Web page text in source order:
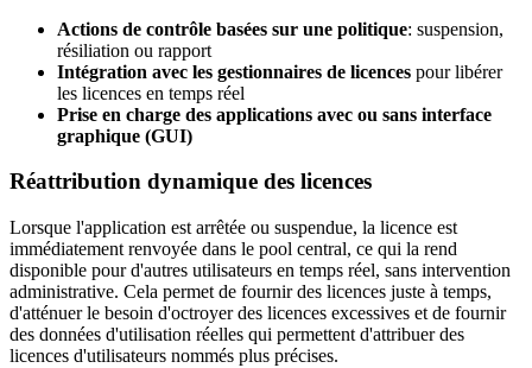
Actions de contrôle basées sur une politique: suspension,
résiliation ou rapport
Intégration avec les gestionnaires de licences pour libérer
les licences en temps réel
Prise en charge des applications avec ou sans interface
graphique (GUI)
Réattribution dynamique des licences
Lorsque l'application est arrêtée ou suspendue, la licence est
immédiatement renvoyée dans le pool central, ce qui la rend
disponible pour d'autres utilisateurs en temps réel, sans intervention
administrative. Cela permet de fournir des licences juste à temps,
d'atténuer le besoin d'octroyer des licences excessives et de fournir
des données d'utilisation réelles qui permettent d'attribuer des
licences d'utilisateurs nommés plus précises.